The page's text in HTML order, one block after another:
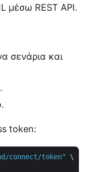
μέσω REST API.
σενάρια και
token:
connect/token"
\